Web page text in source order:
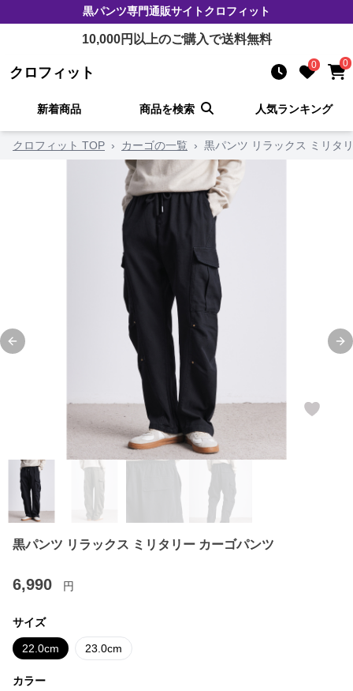
黒パンツ専門通販サイトクロフィット
10,000円以上のご購入で送料無料
クロフィット 0 0
新着商品 商品を検索 人気ランキング
クロフィット TOP › カーゴの一覧 › 黒パンツ リラックス ミリタ
Previous slide
黒パンツ リラックス ミリタリー カーゴパンツ
6,990 円
サイズ
22.0cm 23.0cm
カラー